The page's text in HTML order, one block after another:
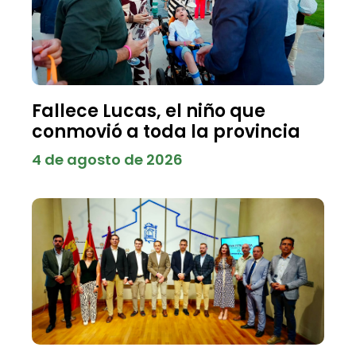
Fallece Lucas, el niño que
conmovió a toda la provincia
4 de agosto de 2026